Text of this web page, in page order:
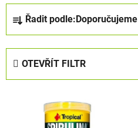
Ř
a
z
e
n
Řadit podle: Doporučujeme
OTEVŘÍT FILTR